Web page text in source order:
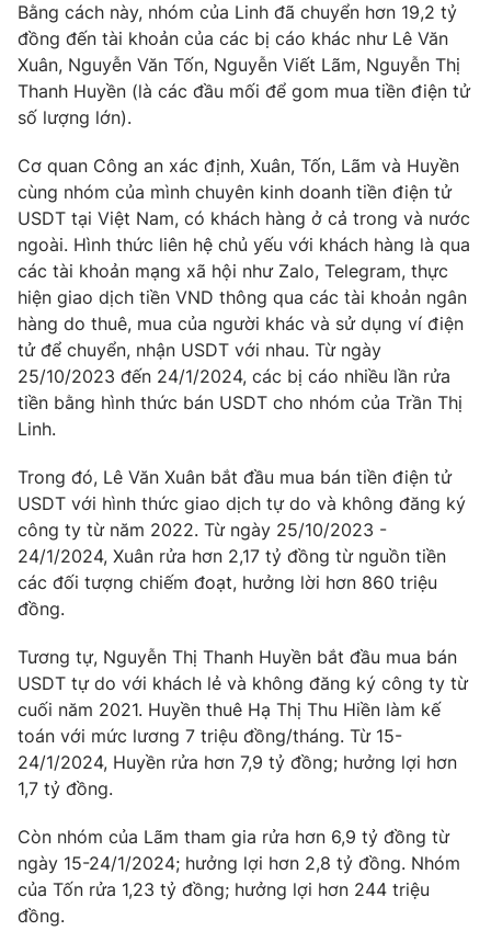
® Cấm sao chép dưới mọi hình thức nếu không có sự chấp
thuận bằng văn bản. Ghi rõ nguồn VTV.vn khi phát hành lại
thông tin từ website này.
Bằng cách này, nhóm của Linh đã chuyển hơn 19,2 tỷ
đồng đến tài khoản của các bị cáo khác như Lê Văn
Xuân, Nguyễn Văn Tốn, Nguyễn Viết Lãm, Nguyễn Thị
Thanh Huyền (là các đầu mối để gom mua tiền điện tử
số lượng lớn).
Cơ quan Công an xác định, Xuân, Tốn, Lãm và Huyền
cùng nhóm của mình chuyên kinh doanh tiền điện tử
USDT tại Việt Nam, có khách hàng ở cả trong và nước
ngoài. Hình thức liên hệ chủ yếu với khách hàng là qua
các tài khoản mạng xã hội như Zalo, Telegram, thực
hiện giao dịch tiền VND thông qua các tài khoản ngân
hàng do thuê, mua của người khác và sử dụng ví điện
tử để chuyển, nhận USDT với nhau. Từ ngày
25/10/2023 đến 24/1/2024, các bị cáo nhiều lần rửa
tiền bằng hình thức bán USDT cho nhóm của Trần Thị
Linh.
Trong đó, Lê Văn Xuân bắt đầu mua bán tiền điện tử
USDT với hình thức giao dịch tự do và không đăng ký
công ty từ năm 2022. Từ ngày 25/10/2023 -
24/1/2024, Xuân rửa hơn 2,17 tỷ đồng từ nguồn tiền
các đối tượng chiếm đoạt, hưởng lời hơn 860 triệu
đồng.
Tương tự, Nguyễn Thị Thanh Huyền bắt đầu mua bán
USDT tự do với khách lẻ và không đăng ký công ty từ
cuối năm 2021. Huyền thuê Hạ Thị Thu Hiền làm kế
toán với mức lương 7 triệu đồng/tháng. Từ 15-
24/1/2024, Huyền rửa hơn 7,9 tỷ đồng; hưởng lợi hơn
1,7 tỷ đồng.
Còn nhóm của Lãm tham gia rửa hơn 6,9 tỷ đồng từ
ngày 15-24/1/2024; hưởng lợi hơn 2,8 tỷ đồng. Nhóm
của Tốn rửa 1,23 tỷ đồng; hưởng lợi hơn 244 triệu
đồng.